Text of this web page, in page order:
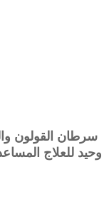
سرطان القولون
وحيد للعلاج